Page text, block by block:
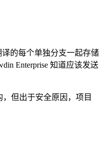
译的每个单独分支一起存储
Enterprise 知道应该发送
但出于安全原因，项目